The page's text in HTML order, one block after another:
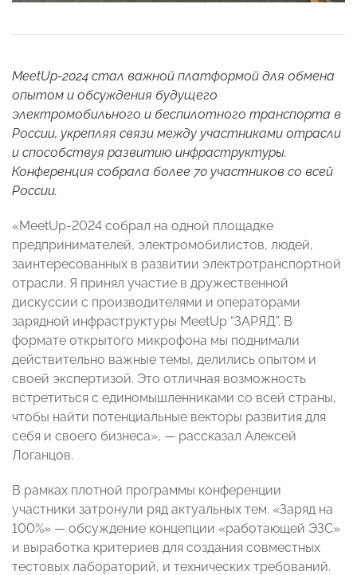
MeetUp-2024 стал важной платформой для обмена
опытом и обсуждения будущего
электромобильного и беспилотного транспорта в
России, укрепляя связи между участниками отрасли
и способствуя развитию инфраструктуры.
Конференция собрала более 70 участников со всей
России.
«MeetUp-2024 собрал на одной площадке
предпринимателей, электромобилистов, людей,
заинтересованных в развитии электротранспортной
отрасли. Я принял участие в дружественной
дискуссии с производителями и операторами
зарядной инфраструктуры MeetUp “ЗАРЯД”. В
формате открытого микрофона мы поднимали
действительно важные темы, делились опытом и
своей экспертизой. Это отличная возможность
встретиться с единомышленниками со всей страны,
чтобы найти потенциальные векторы развития для
себя и своего бизнеса», — рассказал Алексей
Логанцов.
В рамках плотной программы конференции
участники затронули ряд актуальных тем. «Заряд на
100%» — обсуждение концепции «работающей ЭЗС»
и выработка критериев для создания совместных
тестовых лабораторий, и технических требований.